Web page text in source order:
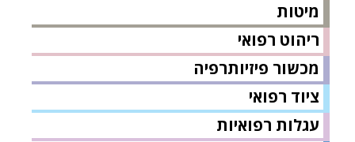
מיטות
ריהוט רפואי
מכשור פיזיותרפיה
ציוד רפואי
עגלות רפואיות